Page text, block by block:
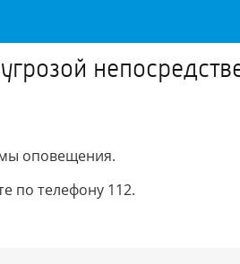
оповещения.
по телефону 112.